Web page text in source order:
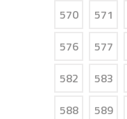
570
571
576
577
582
583
588
589